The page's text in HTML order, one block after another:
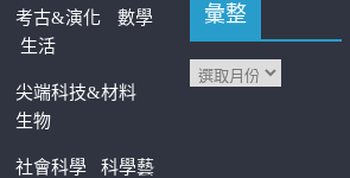
考古&演化
數學
生活
尖端科技&材料
生物
社會科學科學藝
彙整